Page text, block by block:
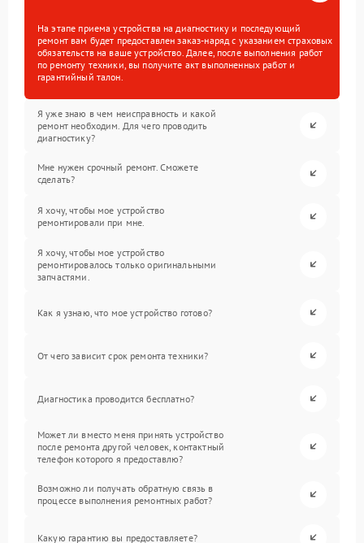
На этапе приема устройства на диагностику и последующий
ремонт вам будет предоставлен заказ-наряд с указанием страховых
обязательств на ваше устройство. Далее, после выполнения работ
по ремонту техники, вы получите акт выполненных работ и
гарантийный талон.
Я уже знаю в чем неисправность и какой
ремонт необходим. Для чего проводить
диагностику?
Мне нужен срочный ремонт. Сможете
сделать?
Я хочу, чтобы мое устройство
ремонтировали при мне.
Я хочу, чтобы мое устройство
ремонтировалось только оригинальными
запчастями.
Как я узнаю, что мое устройство готово?
От чего зависит срок ремонта техники?
Диагностика проводится бесплатно?
Может ли вместо меня принять устройство
после ремонта другой человек, контактный
телефон которого я предоставлю?
Возможно ли получать обратную связь в
процессе выполнения ремонтных работ?
Какую гарантию вы предоставляете?